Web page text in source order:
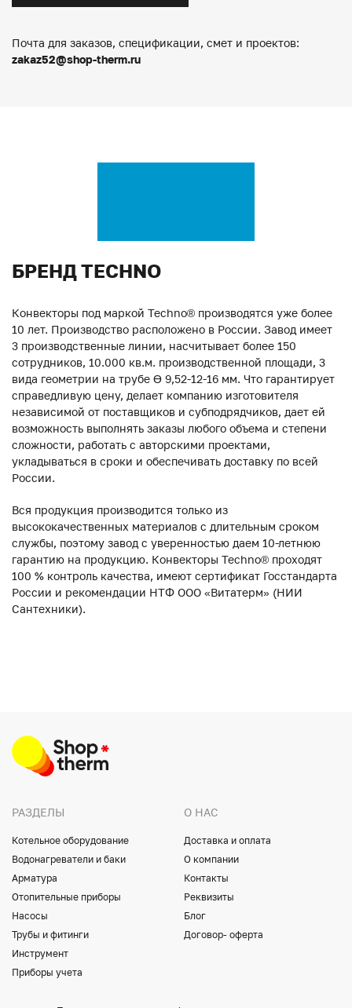
Почта для заказов, спецификации, смет и проектов:
zakaz52@shop-therm.ru
БРЕНД TECHNO
Конвекторы под маркой Techno® производятся уже более
10 лет. Производство расположено в России. Завод имеет
3 производственные линии, насчитывает более 150
сотрудников, 10.000 кв.м. производственной площади, 3
вида геометрии на трубе ϴ 9,52-12-16 мм. Что гарантирует
справедливую цену, делает компанию изготовителя
независимой от поставщиков и субподрядчиков, дает ей
возможность выполнять заказы любого объема и степени
сложности, работать с авторскими проектами,
укладываться в сроки и обеспечивать доставку по всей
России.
Вся продукция производится только из
высококачественных материалов с длительным сроком
службы, поэтому завод с уверенностью даем 10-летнюю
гарантию на продукцию. Конвекторы Techno® проходят
100 % контроль качества, имеют сертификат Госстандарта
России и рекомендации НТФ ООО «Витатерм» (НИИ
Сантехники).
РАЗДЕЛЫ
Котельное оборудование
Водонагреватели и баки
Арматура
Отопительные приборы
Насосы
Трубы и фитинги
Инструмент
Приборы учета
О НАС
Доставка и оплата
О компании
Контакты
Реквизиты
Блог
Договор- оферта